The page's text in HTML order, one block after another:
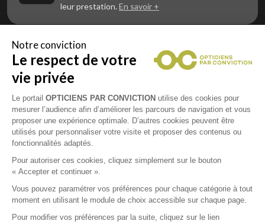
leur prestation. En savoir +
Vous êtes un professionnel de la vue et
vous souhaitez nous rejoindre ?
Contactez Alliance Optic, la centrale d’achats et
d’accompagnement des opticiens indépendants
Notre conviction
Le respect de votre
vie privée
Le portail OPTICIENS PAR CONVICTION utilise des cookies pour
mesurer l’audience afin d’améliorer les parcours de navigation et vous
proposer une expérience optimale. D’autres cookies peuvent être
utilisés pour personnaliser votre visite et proposer des contenus ou
fonctionnalités adaptés.
Pour autoriser ces cookies, cliquez simplement sur le bouton
« Accepter et continuer ».
Vous pouvez paramétrer vos préférences pour chaque catégorie à tout
moment en utilisant le module de choix accessible sur chaque page.
Pour modifier vos préférences par la suite, cliquez sur le lien